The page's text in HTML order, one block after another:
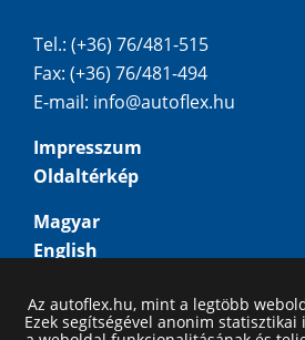
Tel.: (+36) 76/481-515
Fax: (+36) 76/481-494
E-mail: info@autoflex.hu
Impresszum
Oldaltérkép
Magyar
English
Русский
Az autoflex.hu, mint a legtöbb
Ezek segítségével anonim